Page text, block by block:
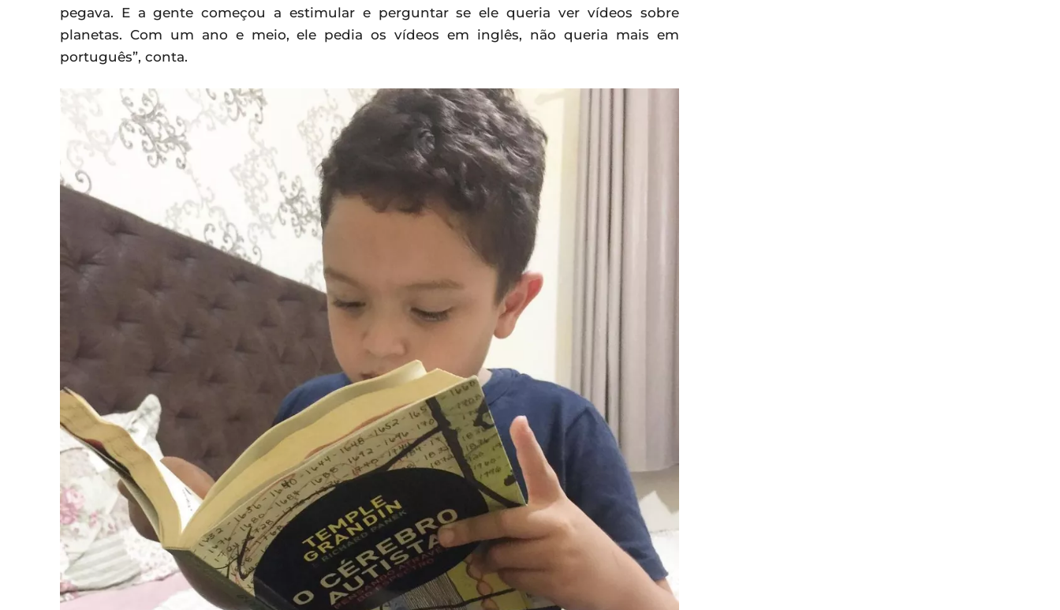
pegava. E a gente começou a estimular e perguntar se ele queria ver vídeos sobre
planetas. Com um ano e meio, ele pedia os vídeos em inglês, não queria mais em
português”, conta.